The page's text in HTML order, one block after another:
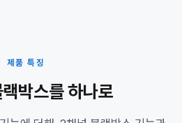
제품 특징
박스를 하나로